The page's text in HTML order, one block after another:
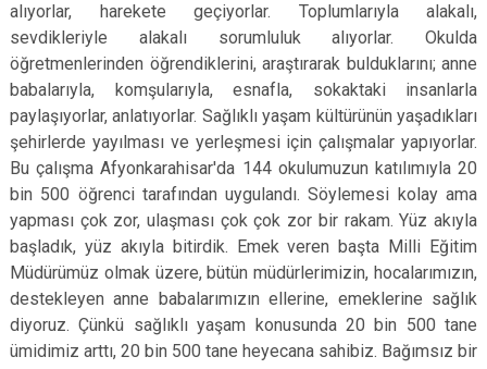
alıyorlar, harekete geçiyorlar. Toplumlarıyla alakalı,
sevdikleriyle alakalı sorumluluk alıyorlar. Okulda
öğretmenlerinden öğrendiklerini, araştırarak bulduklarını; anne
babalarıyla, komşularıyla, esnafla, sokaktaki insanlarla
paylaşıyorlar, anlatıyorlar. Sağlıklı yaşam kültürünün yaşadıkları
şehirlerde yayılması ve yerleşmesi için çalışmalar yapıyorlar.
Bu çalışma Afyonkarahisar'da 144 okulumuzun katılımıyla 20
bin 500 öğrenci tarafından uygulandı. Söylemesi kolay ama
yapması çok zor, ulaşması çok çok zor bir rakam. Yüz akıyla
başladık, yüz akıyla bitirdik. Emek veren başta Milli Eğitim
Müdürümüz olmak üzere, bütün müdürlerimizin, hocalarımızın,
destekleyen anne babalarımızın ellerine, emeklerine sağlık
diyoruz. Çünkü sağlıklı yaşam konusunda 20 bin 500 tane
ümidimiz arttı, 20 bin 500 tane heyecana sahibiz. Bağımsız bir